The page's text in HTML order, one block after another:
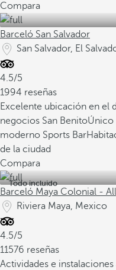
Compara
Barceló San Salvador
San Salvador, El
4.5/5
1994 reseñas
Excelente ubicación en el
negocios San BenitoÚnico
moderno Sports Bar
de la ciudad
Compara
Todo incluido
Barceló Maya Colonial -
Riviera Maya, Mexico
4.5/5
11576 reseñas
Actividades e